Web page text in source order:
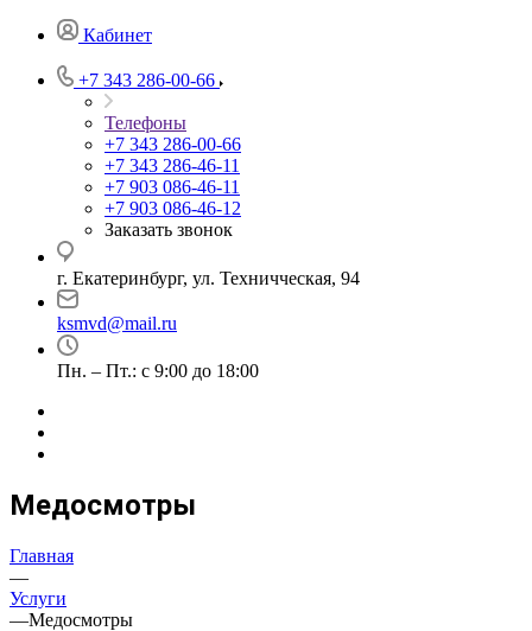
Кабинет
+7 343 286-00-66
Телефоны
+7 343 286-00-66
+7 343 286-46-11
+7 903 086-46-11
+7 903 086-46-12
Заказать звонок
г. Екатеринбург, ул. Техничческая, 94
ksmvd@mail.ru
Пн. – Пт.: с 9:00 до 18:00
Медосмотры
Главная
—
Услуги
—Медосмотры